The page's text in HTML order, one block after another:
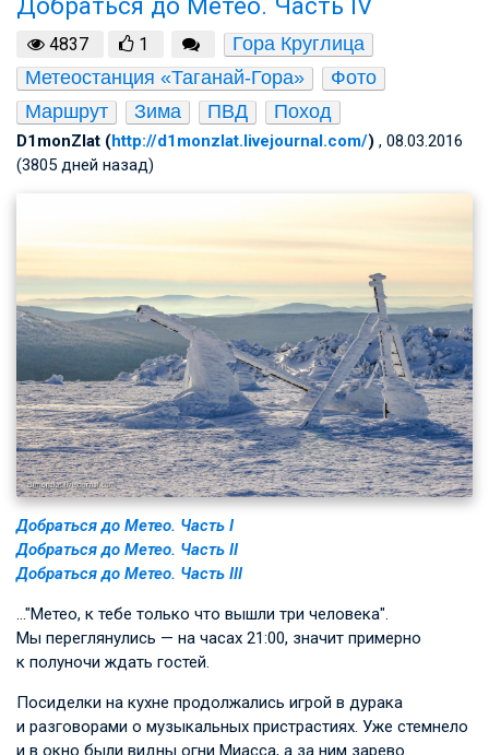
4837 1
Гора Круглица
Метеостанция «Таганай-Гора»
Фото
Маршрут
Зима ПВД Поход
D1monZlat (http://d1monzlat.livejournal.com/) , 08.03.2016
(3805 дней назад)
Добраться до Метео. Часть I
Добраться до Метео. Часть II
Добраться до Метео. Часть III
…"Метео, к тебе только что вышли три человека".
Мы переглянулись — на часах 21:00, значит примерно
к полуночи ждать гостей.
Посиделки на кухне продолжались игрой в дурака
и разговорами о музыкальных пристрастиях. Уже стемнело
и в окно были видны огни Миасса, а за ним зарево